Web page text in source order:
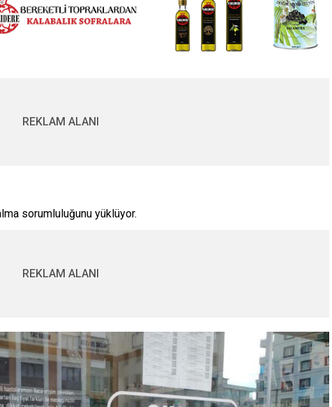
REKLAM ALANI
sorumluluğunu yüklüyor.
REKLAM ALANI